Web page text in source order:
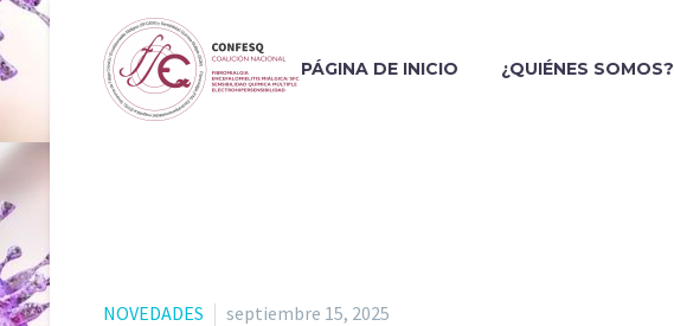
PÁGINA DE INICIO ¿QUIÉNES SOMOS?
NOVEDADES septiembre 15, 2025